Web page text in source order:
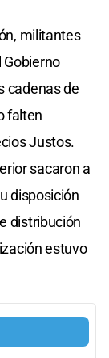
militantes
cadenas de
falten
Justos.
sacaron a
disposición
distribución
estuvo